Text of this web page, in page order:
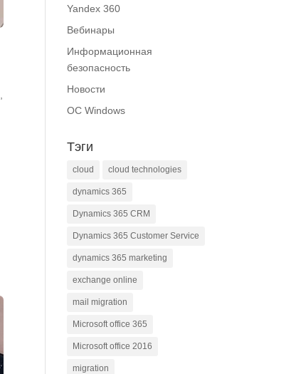
Yandex 360
Вебинары
Информационная
безопасность
Новости
ОС Windows
Тэги
cloud cloud technologies
dynamics 365
Dynamics 365 CRM
Dynamics 365 Customer Service
dynamics 365 marketing
exchange online
mail migration
Microsoft office 365
Microsoft office 2016
migration